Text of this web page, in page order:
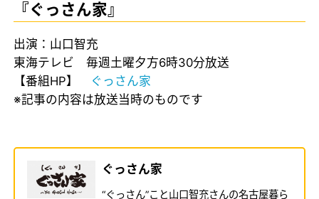
『ぐっさん家』
出演：山口智充
東海テレビ 毎週土曜夕方6時30分放送
【番組HP】
ぐっさん家
※記事の内容は放送当時のものです
ぐっさん家
“ぐっさん”こと山口智充さんの名古屋暮ら